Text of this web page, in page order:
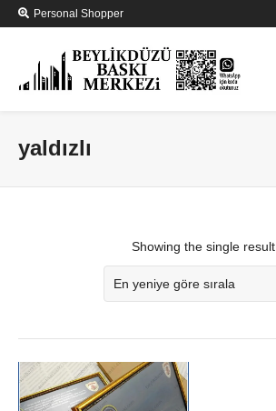
Personal Shopper
yaldızlı
Showing the single result